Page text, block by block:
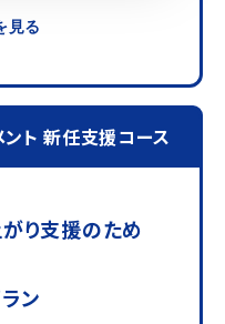
見る
ント 新任支援コース
り支援のため
ン